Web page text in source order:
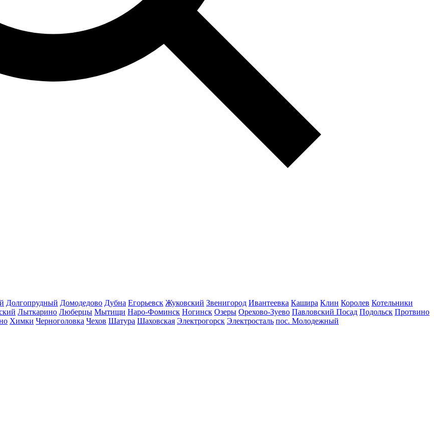
Долгопрудный Домодедово Дубна Егорьевск Жуковский Звенигород Ивантеевка Кашира Клин Королев Котельники
Лыткарино Люберцы Мытищи Наро-Фоминск Ногинск Озеры Орехово-Зуево Павловский Посад Подольск Протвино
Химки Черноголовка Чехов Шатура Шаховская Электрогорск Электросталь пос. Молодежный